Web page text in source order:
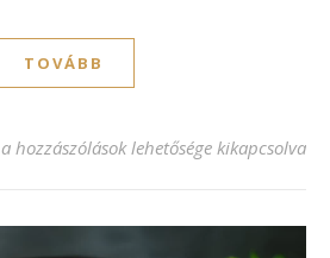
TOVÁBB
Ínycsiklandó wok recept: gyors és finom
a hozzászólások lehetősége kikapcsolva